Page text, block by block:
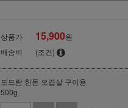
상품가 15,900원
배송비
(조건)
도드람 한돈 오겹살 구이용
500g